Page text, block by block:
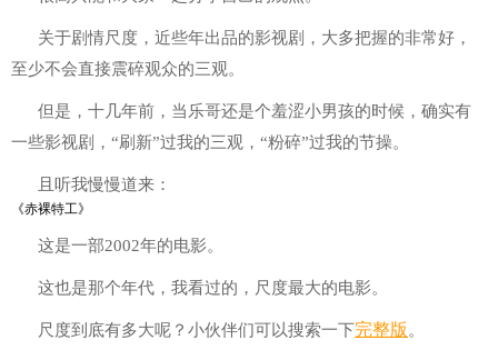
关于剧情尺度，近些年出品的影视剧，大多把握的非常好，
至少不会直接震碎观众的三观。
但是，十几年前，当乐哥还是个羞涩小男孩的时候，确实有
一些影视剧，“刷新”过我的三观，“粉碎”过我的节操。
且听我慢慢道来：
《赤裸特工》
这是一部2002年的电影。
这也是那个年代，我看过的，尺度最大的电影。
尺度到底有多大呢？小伙伴们可以搜索一下完整版 。